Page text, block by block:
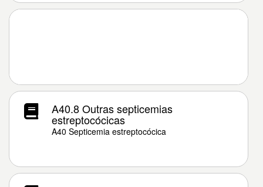
A40.8 Outras septicemias
estreptocócicas
A40 Septicemia estreptocócica